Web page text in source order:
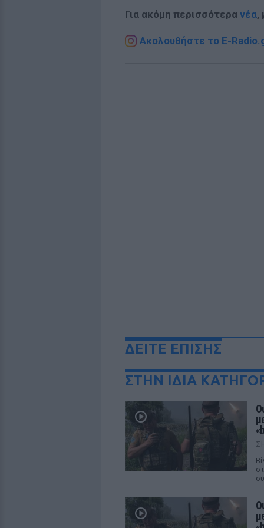
Για ακόμη περισσότερα νέα,
Ακολουθήστε το E-
ΔΕΙΤΕ ΕΠΙΣΗΣ
ΣΤΗΝ ΙΔΙΑ